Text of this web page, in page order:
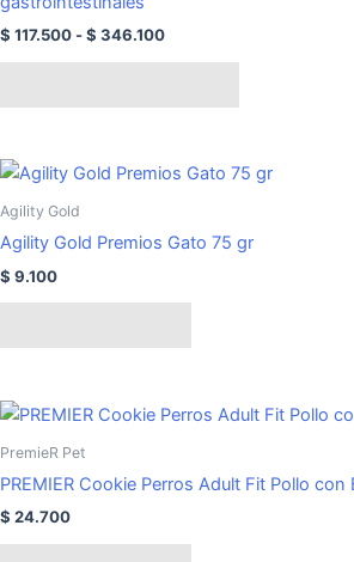
$ 117.500 -$ 346.100
Las
opciones
pueden
en
página
de
producto
Agility Gold
Agility Gold Premios Gato 75 gr
$ 9.100
PremieR Pet
PREMIER Cookie Perros Adult Fit Pollo
$ 24.700